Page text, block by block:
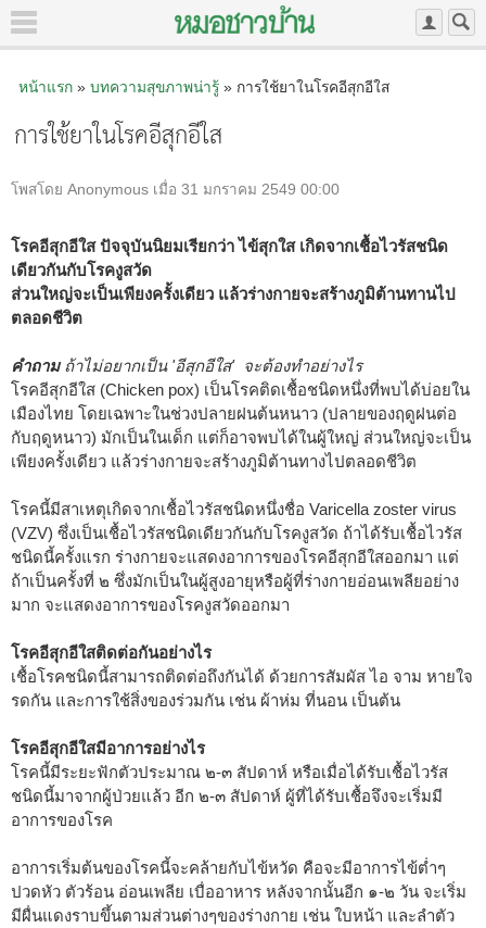
หน้าแรก» บทความสุขภาพน่ารู้» การใช้ยาในโรคอีสุกอีใส
การใช้ยาในโรคอีสุกอีใส
โพสโดย Anonymous เมื่อ 31 มกราคม 2549 00:00
โรคอีสุกอีใส ปัจจุบันนิยมเรียกว่า ไข้สุกใส เกิดจากเชื้อไวรัสชนิด
เดียวกันกับโรคงูสวัด
ส่วนใหญ่จะเป็นเพียงครั้งเดียว แล้วร่างกายจะสร้างภูมิต้านทานไป
ตลอดชีวิต
คำถามถ้าไม่อยากเป็น 'อีสุกอีใส' จะต้องทำอย่างไร
โรคอีสุกอีใส (Chicken pox) เป็นโรคติดเชื้อชนิดหนึ่งที่พบได้บ่อยใน
เมืองไทย โดยเฉพาะในช่วงปลายฝนต้นหนาว (ปลายของฤดูฝนต่อ
กับฤดูหนาว) มักเป็นในเด็ก แต่ก็อาจพบได้ในผู้ใหญ่ ส่วนใหญ่จะเป็น
เพียงครั้งเดียว แล้วร่างกายจะสร้างภูมิต้านทางไปตลอดชีวิต
โรคนี้มีสาเหตุเกิดจากเชื้อไวรัสชนิดหนึ่งชื่อ Varicella zoster virus
(VZV) ซึ่งเป็นเชื้อไวรัสชนิดเดียวกันกับโรคงูสวัด ถ้าได้รับเชื้อไวรัส
ชนิดนี้ครั้งแรก ร่างกายจะแสดงอาการของโรคอีสุกอีใสออกมา แต่
ถ้าเป็นครั้งที่ ๒ ซึ่งมักเป็นในผู้สูงอายุหรือผู้ที่ร่างกายอ่อนเพลียอย่าง
มาก จะแสดงอาการของโรคงูสวัดออกมา
โรคอีสุกอีใสติดต่อกันอย่างไร
เชื้อโรคชนิดนี้สามารถติดต่อถึงกันได้ ด้วยการสัมผัส ไอ จาม หายใจ
รดกัน และการใช้สิ่งของร่วมกัน เช่น ผ้าห่ม ที่นอน เป็นต้น
โรคอีสุกอีใสมีอาการอย่างไร
โรคนี้มีระยะฟักตัวประมาณ ๒-๓ สัปดาห์ หรือเมื่อได้รับเชื้อไวรัส
ชนิดนี้มาจากผู้ป่วยแล้ว อีก ๒-๓ สัปดาห์ ผู้ที่ได้รับเชื้อจึงจะเริ่มมี
อาการของโรค
อาการเริ่มต้นของโรคนี้จะคล้ายกับไข้หวัด คือจะมีอาการไข้ต่ำๆ
ปวดหัว ตัวร้อน อ่อนเพลีย เบื่ออาหาร หลังจากนั้นอีก ๑-๒ วัน จะเริ่ม
มีผื่นแดงราบขึ้นตามส่วนต่างๆของร่างกาย เช่น ใบหน้า และลำตัว